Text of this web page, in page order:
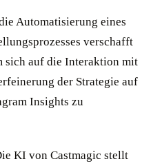
Automatisierung eines
verschafft
sich auf die Interaktion mit
der Strategie auf
Insights zu
KI von Castmagic stellt